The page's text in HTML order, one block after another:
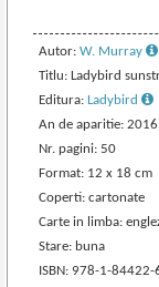
Autor:W. Murray
Titlu: Ladybird
Editura:Ladybird
An de aparitie: 2016
Nr. pagini: 50
Format: 12 x 18 cm
Coperti: cartonate
Carte in limba:
Stare: buna
ISBN: 978-1-84422-